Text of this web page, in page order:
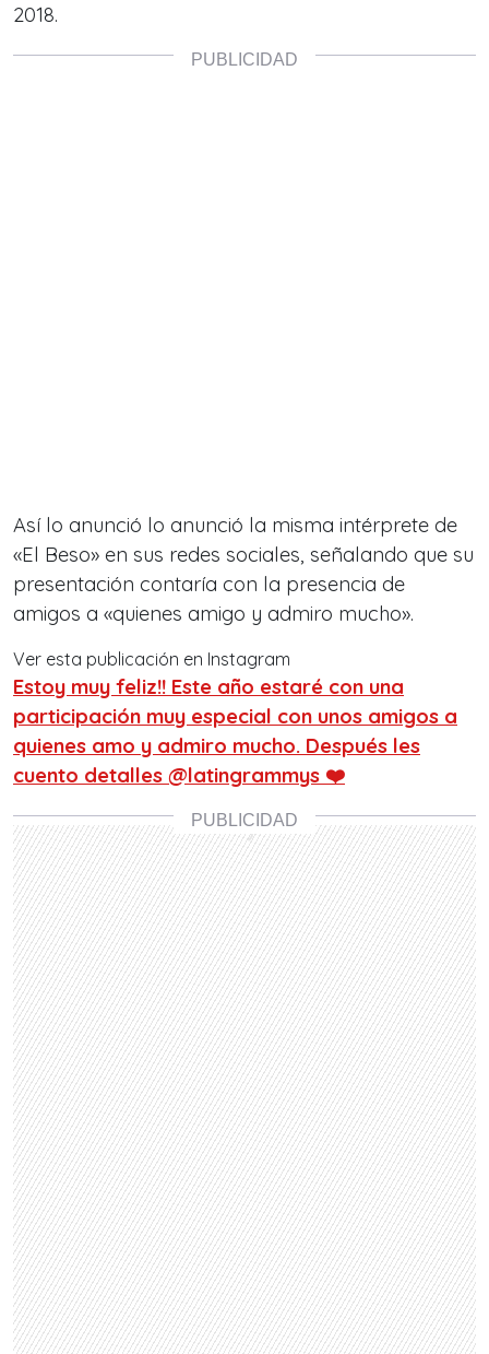
2018.
Así lo anunció lo anunció la misma intérprete de
«El Beso» en sus redes sociales, señalando que su
presentación contaría con la presencia de
amigos a «quienes amigo y admiro mucho».
Ver esta publicación en Instagram
Estoy muy feliz!! Este año estaré con una
participación muy especial con unos amigos a
quienes amo y admiro mucho. Después les
cuento detalles @latingrammys ❤️